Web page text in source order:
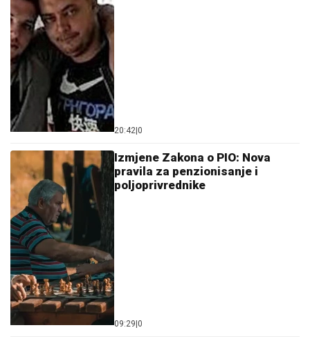
20:42 0
Izmjene Zakona o PIO: Nova
pravila za penzionisanje i
poljoprivrednike
09:29 0